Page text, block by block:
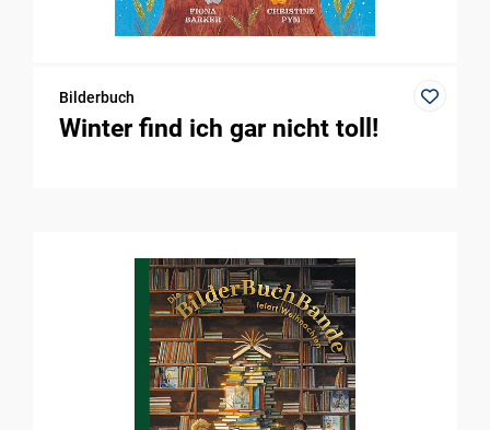
Bilderbuch
Winter find ich gar nicht toll!